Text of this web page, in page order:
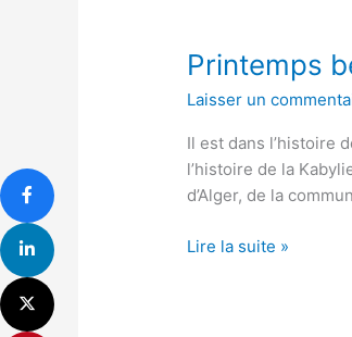
Printemps
Laisser un
Il est dans l’histoire
l’histoire de la
d’Alger, de la
Printemps
1980
Lire la suite »